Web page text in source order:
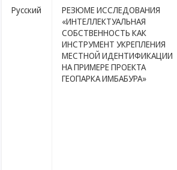
Русский
РЕЗЮМЕ ИССЛЕДОВАНИЯ
«ИНТЕЛЛЕКТУАЛЬНАЯ
СОБСТВЕННОСТЬ КАК
ИНСТРУМЕНТ УКРЕПЛЕНИЯ
МЕСТНОЙ ИДЕНТИФИКАЦИИ
НА ПРИМЕРЕ ПРОЕКТА
ГЕОПАРКА ИМБАБУРА»